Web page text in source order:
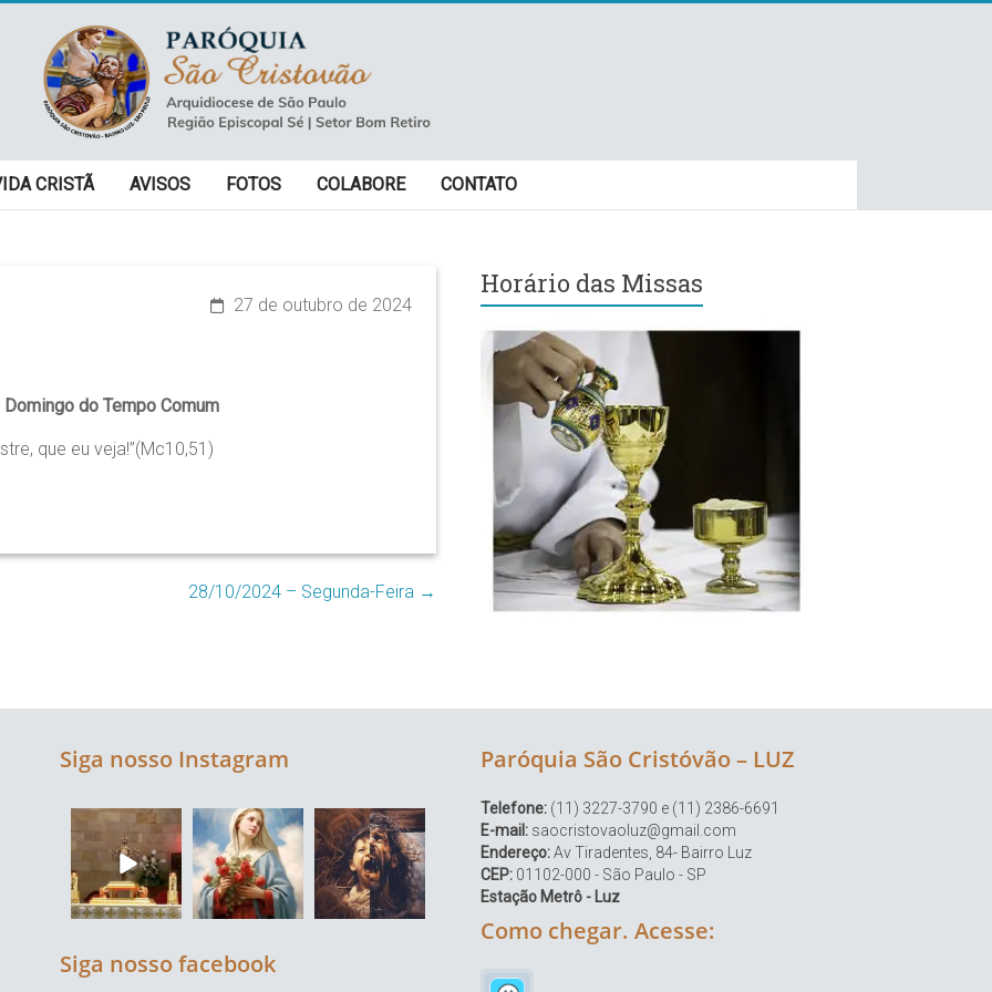
CRISTÃ AVISOS FOTOS COLABORE CONTATO
27 de outubro de 2024
do Tempo Comum
que eu veja!”(Mc10,51)
28/10/2024 – Segunda-Feira →
Horário das Missas
Siga nosso Instagram
Siga nosso facebook
Paróquia São Cristóvão – LUZ
Telefone: (11) 3227-3790 e (11) 2386-6691
E-mail: saocristovaoluz@gmail.com
Endereço:Av Tiradentes, 84- Bairro Luz
CEP: 01102-000 - São Paulo - SP
Estação Metrô - Luz
Como chegar. Acesse: